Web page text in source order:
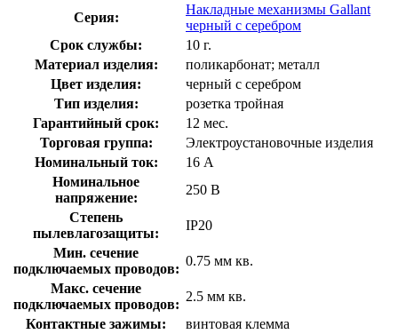
Серия:
Накладные механизмы Gallant
черный с серебром
Срок службы:
10 г.
Материал изделия:
поликарбонат; металл
Цвет изделия:
черный с серебром
Тип изделия:
розетка тройная
Гарантийный срок:
12 мес.
Торговая группа:
Электроустановочные изделия
Номинальный ток:
16 А
Номинальное
напряжение:
250 В
Степень
пылевлагозащиты:
IP20
Мин. сечение
подключаемых проводов:
0.75 мм кв.
Макс. сечение
подключаемых проводов:
2.5 мм кв.
Контактные зажимы:
винтовая клемма